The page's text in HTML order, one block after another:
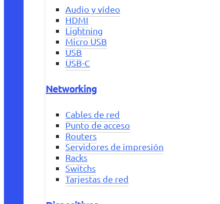
Audio y vídeo
HDMI
Lightning
Micro USB
USB
USB-C
Networking
Cables de red
Punto de acceso
Routers
Servidores de impresión
Racks
Switchs
Tarjestas de red